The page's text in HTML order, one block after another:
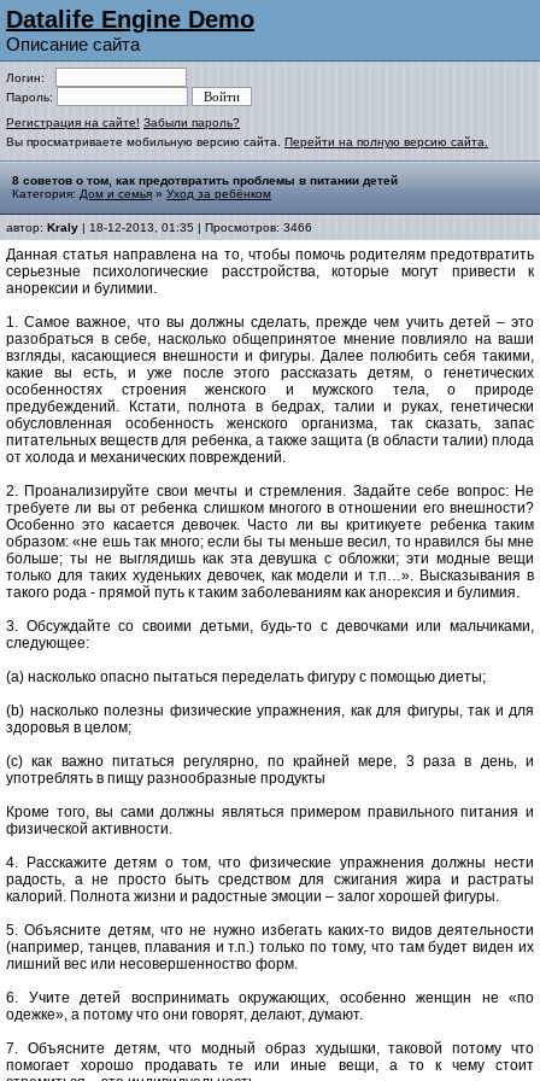
Datalife Engine Demo
Описание сайта
Логин:
Пароль:
Регистрация на сайте! Забыли пароль?
Вы просматриваете мобильную версию сайта. Перейти на полную версию сайта.
8 советов о том, как предотвратить проблемы в питании детей
Категория: Дом и семья » Уход за ребёнком
автор: Kraly | 18-12-2013, 01:35 | Просмотров: 3466
Данная статья направлена на то, чтобы помочь родителям предотвратить
серьезные психологические расстройства, которые могут привести к
анорексии и булимии.
1. Самое важное, что вы должны сделать, прежде чем учить детей – это
разобраться в себе, насколько общепринятое мнение повлияло на ваши
взгляды, касающиеся внешности и фигуры. Далее полюбить себя такими,
какие вы есть, и уже после этого рассказать детям, о генетических
особенностях строения женского и мужского тела, о природе
предубеждений. Кстати, полнота в бедрах, талии и руках, генетически
обусловленная особенность женского организма, так сказать, запас
питательных веществ для ребенка, а также защита (в области талии) плода
от холода и механических повреждений.
2. Проанализируйте свои мечты и стремления. Задайте себе вопрос: Не
требуете ли вы от ребенка слишком многого в отношении его внешности?
Особенно это касается девочек. Часто ли вы критикуете ребенка таким
образом: «не ешь так много; если бы ты меньше весил, то нравился бы мне
больше; ты не выглядишь как эта девушка с обложки; эти модные вещи
только для таких худеньких девочек, как модели и т.п…». Высказывания в
такого рода - прямой путь к таким заболеваниям как анорексия и булимия.
3. Обсуждайте со своими детьми, будь-то с девочками или мальчиками,
следующее:
(a) насколько опасно пытаться переделать фигуру с помощью диеты;
(b) насколько полезны физические упражнения, как для фигуры, так и для
здоровья в целом;
(c) как важно питаться регулярно, по крайней мере, 3 раза в день, и
употреблять в пищу разнообразные продукты
Кроме того, вы сами должны являться примером правильного питания и
физической активности.
4. Расскажите детям о том, что физические упражнения должны нести
радость, а не просто быть средством для сжигания жира и растраты
калорий. Полнота жизни и радостные эмоции – залог хорошей фигуры.
5. Объясните детям, что не нужно избегать каких-то видов деятельности
(например, танцев, плавания и т.п.) только по тому, что там будет виден их
лишний вес или несовершенноство форм.
6. Учите детей воспринимать окружающих, особенно женщин не «по
одежке», а потому что они говорят, делают, думают.
7. Объясните детям, что модный образ худышки, таковой потому что
помогает хорошо продавать те или иные вещи, а то к чему стоит